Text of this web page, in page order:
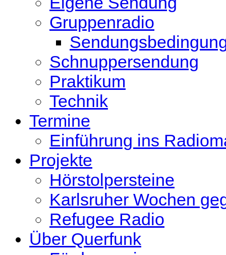
Gruppenradio
Schnuppersendung
Praktikum
Technik
Termine
Einführung ins
Projekte
Hörstolpersteine
Karlsruher Wochen
Refugee Radio
Über Querfunk